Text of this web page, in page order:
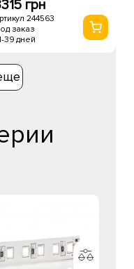
грн
244563
заказ
39 дней